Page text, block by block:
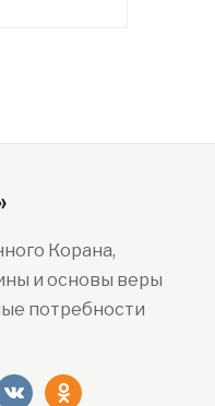
Корана,
и основы веры
потребности
odnoklassniki